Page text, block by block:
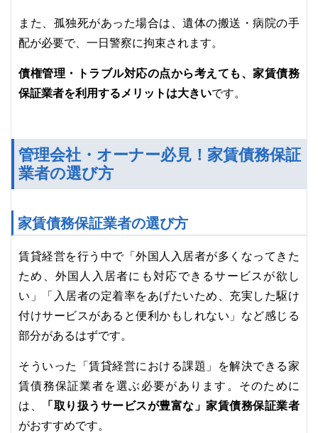
また、孤独死があった場合は、遺体の搬送・病院の手
配が必要で、一日警察に拘束されます。
債権管理・トラブル対応の点から考えても、家賃債務
保証業者を利用するメリットは大きいです。
管理会社・オーナー必見！家賃債務保証
業者の選び方
家賃債務保証業者の選び方
賃貸経営を行う中で「外国人入居者が多くなってきた
ため、外国人入居者にも対応できるサービスが欲し
い」「入居者の定着率をあげたいため、充実した駆け
付けサービスがあると便利かもしれない」など感じる
部分があるはずです。
そういった「賃貸経営における課題」を解決できる家
賃債務保証業者を選ぶ必要があります。そのために
は、
「取り扱うサービスが豊富な」家賃債務保証業者
がおすすめです。